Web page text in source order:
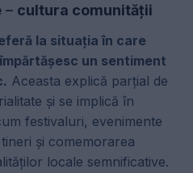
– cultura comunității
la situația în care
un sentiment
Aceasta explică parțial de
și se implică în
festivaluri, evenimente
și comemorarea
locale semnificative.